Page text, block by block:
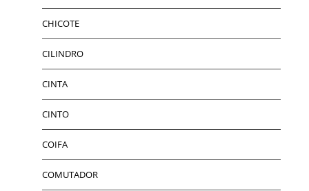
CHICOTE
CILINDRO
CINTA
CINTO
COIFA
COMUTADOR